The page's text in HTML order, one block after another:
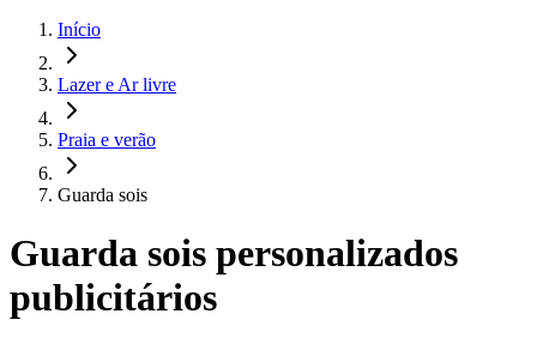
Início
Lazer e Ar livre
Praia e verão
Guarda sois
Guarda sois personalizados
publicitários